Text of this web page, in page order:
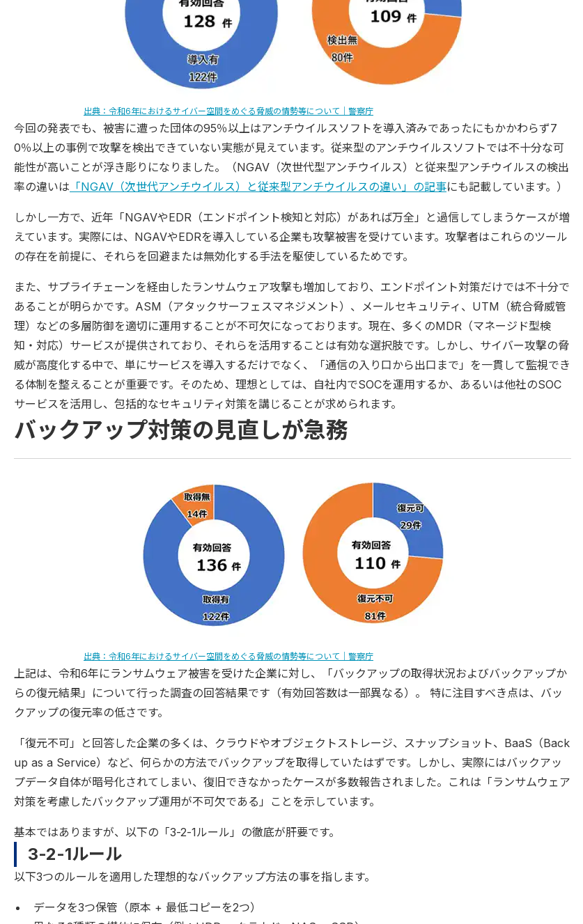
出典：令和6年におけるサイバー空間をめぐる脅威の情勢等について｜警察庁
今回の発表でも、被害に遭った団体の95％以上はアンチウイルスソフトを導入済みであったにもかかわらず7
0％以上の事例で攻撃を検出できていない実態が見えています。従来型のアンチウイルスソフトでは不十分な可
能性が高いことが浮き彫りになりました。（NGAV（次世代型アンチウイルス）と従来型アンチウイルスの検出
率の違いは 「NGAV（次世代アンチウイルス）と従来型アンチウイルスの違い」の記事にも記載しています。）
しかし一方で、近年「NGAVやEDR（エンドポイント検知と対応）があれば万全」と過信してしまうケースが増
えています。実際には、NGAVやEDRを導入している企業も攻撃被害を受けています。攻撃者はこれらのツール
の存在を前提に、それらを回避または無効化する手法を駆使しているためです。
また、サプライチェーンを経由したランサムウェア攻撃も増加しており、エンドポイント対策だけでは不十分で
あることが明らかです。ASM（アタックサーフェスマネジメント）、メールセキュリティ、UTM（統合脅威管
理）などの多層防御を適切に運用することが不可欠になっております。現在、多くのMDR（マネージド型検
知・対応）サービスが提供されており、それらを活用することは有効な選択肢です。しかし、サイバー攻撃の脅
威が高度化する中で、単にサービスを導入するだけでなく、「通信の入り口から出口まで」を一貫して監視でき
る体制を整えることが重要です。そのため、理想としては、自社内でSOCを運用するか、あるいは他社のSOC
サービスを活用し、包括的なセキュリティ対策を講じることが求められます。
バックアップ対策の見直しが急務
出典：令和6年におけるサイバー空間をめぐる脅威の情勢等について｜警察庁
上記は、令和6年にランサムウェア被害を受けた企業に対し、「バックアップの取得状況およびバックアップか
らの復元結果」について行った調査の回答結果です（有効回答数は一部異なる）。 特に注目すべき点は、バッ
クアップの復元率の低さです。
「復元不可」と回答した企業の多くは、クラウドやオブジェクトストレージ、スナップショット、BaaS（Back
up as a Service）など、何らかの方法でバックアップを取得していたはずです。しかし、実際にはバックアッ
プデータ自体が暗号化されてしまい、復旧できなかったケースが多数報告されました。これは「ランサムウェア
対策を考慮したバックアップ運用が不可欠である」ことを示しています。
基本ではありますが、以下の「3-2-1ルール」の徹底が肝要です。
3-2-1ルール
以下3つのルールを適用した理想的なバックアップ方法の事を指します。
データを3つ保管（原本 + 最低コピーを2つ）